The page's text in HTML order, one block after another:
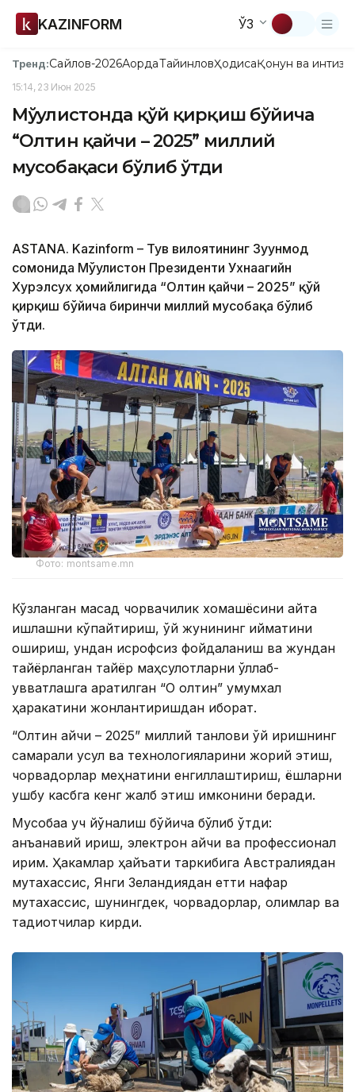
KAZINFORM ЎЗ
Тренд:Сайлов-2026АқордаТайинловҲодисаҚонун ва
15:14, 23 Июн 2025
Мўғулистонда қўй қирқиш бўйича
“Олтин қайчи – 2025” миллий
мусобақаси бўлиб ўтди
ASTANA. Kazinform – Тув вилоятининг Зуунмод
сомонида Мўғулистон Президенти Ухнаагийн
Хурэлсух ҳомийлигида “Олтин қайчи – 2025” қўй
қирқиш бўйича биринчи миллий мусобақа бўлиб
ўтди.
Фото: montsame.mn
Кўзланган мақсад чорвачилик хомашёсини қайта
ишлашни кўпайтириш, қўй жунининг қийматини
ошириш, ундан исрофсиз фойдаланиш ва жундан
тайёрланган тайёр маҳсулотларни қўллаб-
қувватлашга қаратилган “Оқ олтин” умумхалқ
ҳаракатини жонлантиришдан иборат.
“Олтин қайчи – 2025” миллий танлови қўй қирқишнинг
самарали усул ва технологияларини жорий этиш,
чорвадорлар меҳнатини енгиллаштириш, ёшларни
ушбу касбга кенг жалб этиш имконини беради.
Мусобақа уч йўналиш бўйича бўлиб ўтди:
анъанавий қирқиш, электрон қайчи ва профессионал
қирқим. Ҳакамлар ҳайъати таркибига Австралиядан
мутахассис, Янги Зеландиядан етти нафар
мутахассис, шунингдек, чорвадорлар, олимлар ва
тадқиқотчилар кирди.